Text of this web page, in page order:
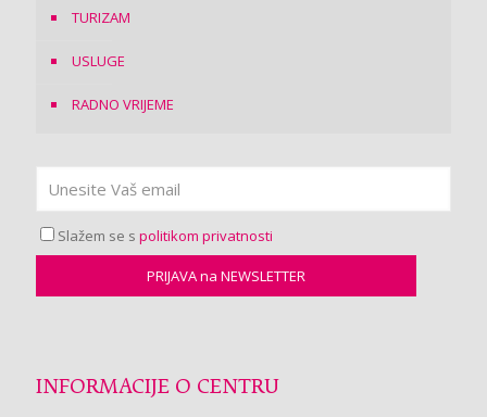
TURIZAM
USLUGE
RADNO VRIJEME
Slažem se s politikom privatnosti
INFORMACIJE O CENTRU